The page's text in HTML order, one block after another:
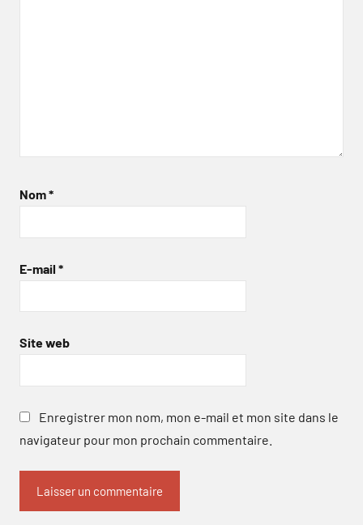
Nom*
E-mail *
Site web
Enregistrer mon nom, mon e-mail et mon site dans le
navigateur pour mon prochain commentaire.